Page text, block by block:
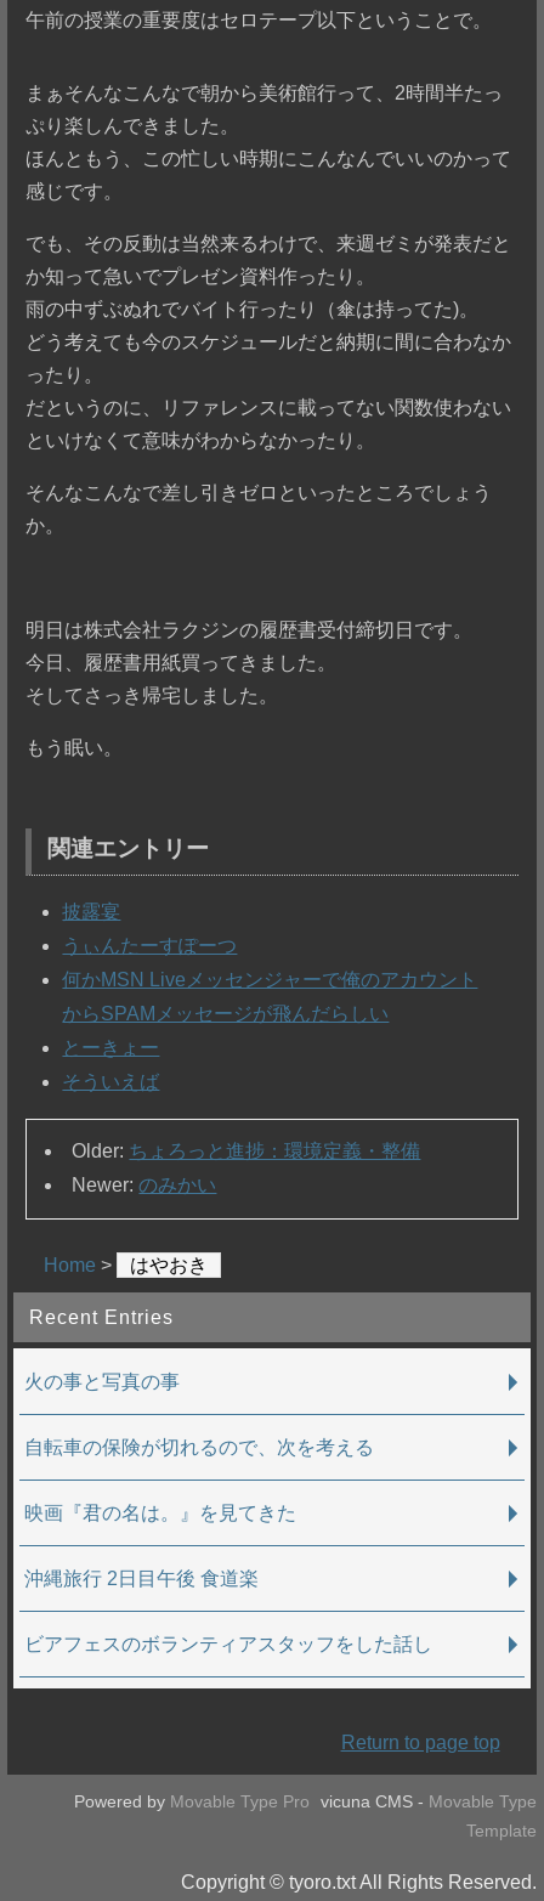
午前の授業の重要度はセロテープ以下ということで。
まぁそんなこんなで朝から美術館行って、2時間半たっ
ぷり楽しんできました。
ほんともう、この忙しい時期にこんなんでいいのかって
感じです。
でも、その反動は当然来るわけで、来週ゼミが発表だと
か知って急いでプレゼン資料作ったり。
雨の中ずぶぬれでバイト行ったり（傘は持ってた)。
どう考えても今のスケジュールだと納期に間に合わなか
ったり。
だというのに、リファレンスに載ってない関数使わない
といけなくて意味がわからなかったり。
そんなこんなで差し引きゼロといったところでしょう
か。
明日は株式会社ラクジンの履歴書受付締切日です。
今日、履歴書用紙買ってきました。
そしてさっき帰宅しました。
もう眠い。
関連エントリー
披露宴
うぃんたーすぽーつ
何かMSN Liveメッセンジャーで俺のアカウント
からSPAMメッセージが飛んだらしい
とーきょー
そういえば
Older: ちょろっと進捗：環境定義・整備
Newer:のみかい
Home > はやおき
Recent Entries
火の事と写真の事
自転車の保険が切れるので、次を考える
映画『君の名は。』を見てきた
沖縄旅行 2日目午後 食道楽
ビアフェスのボランティアスタッフをした話し
Return to page top
Powered by Movable Type Pro vicuna CMS - Movable Type
Template
Copyright © tyoro.txt All Rights Reserved.